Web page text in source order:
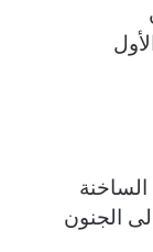
الجنون